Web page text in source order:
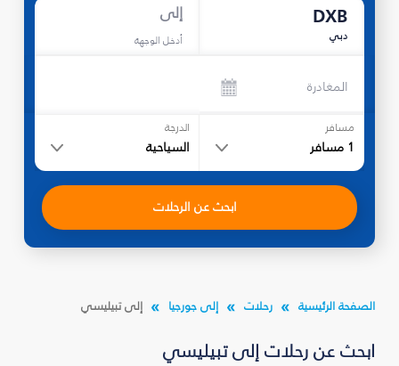
DXB
دبي
إلى
أدخل الوجهة
المغادرة
مسافر
1 مسافر
الدرجة
السياحية
ابحث عن الرحلات
الصفحة الرئيسية رحلات إلى جورجيا إلى تبيليسي
ابحث عن رحلات إلى تبيليسي